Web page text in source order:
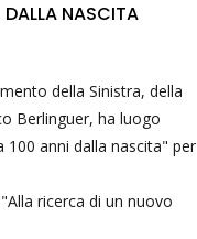
DALLA NASCITA
della Sinistra, della
Berlinguer, ha luogo
anni dalla nascita" per
ricerca di un nuovo